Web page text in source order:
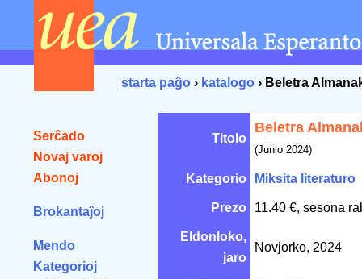
starta paĝo › katalogo › Beletra
Serĉado
Novaj varoj
Abonoj
Brokantaĵoj
Mendo
Kategorioj
Titolo
Beletra
(Junio 2024)
Kategorio Miksita literaturo
Prezo 11.40 €, sesona
Eldonloko,
jaro
Novjorko, 2024